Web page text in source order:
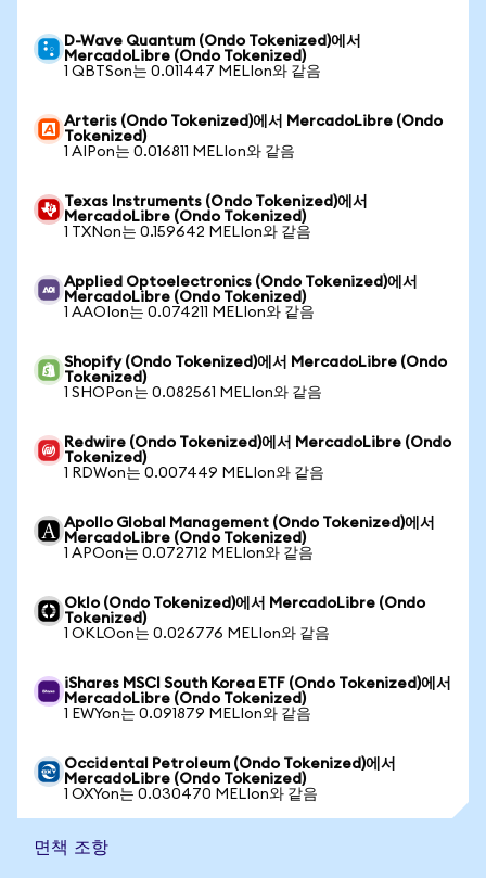
D-Wave Quantum (Ondo Tokenized)에서
MercadoLibre (Ondo Tokenized)
1 QBTSon는 0.011447 MELIon와 같음
Arteris (Ondo Tokenized)에서 MercadoLibre (Ondo
Tokenized)
1 AIPon는 0.016811 MELIon와 같음
Texas Instruments (Ondo Tokenized)에서
MercadoLibre (Ondo Tokenized)
1 TXNon는 0.159642 MELIon와 같음
Applied Optoelectronics (Ondo Tokenized)에서
MercadoLibre (Ondo Tokenized)
1 AAOIon는 0.074211 MELIon와 같음
Shopify (Ondo Tokenized)에서 MercadoLibre (Ondo
Tokenized)
1 SHOPon는 0.082561 MELIon와 같음
Redwire (Ondo Tokenized)에서 MercadoLibre (Ondo
Tokenized)
1 RDWon는 0.007449 MELIon와 같음
Apollo Global Management (Ondo Tokenized)에서
MercadoLibre (Ondo Tokenized)
1 APOon는 0.072712 MELIon와 같음
Oklo (Ondo Tokenized)에서 MercadoLibre (Ondo
Tokenized)
1 OKLOon는 0.026776 MELIon와 같음
iShares MSCI South Korea ETF (Ondo Tokenized)에서
MercadoLibre (Ondo Tokenized)
1 EWYon는 0.091879 MELIon와 같음
Occidental Petroleum (Ondo Tokenized)에서
MercadoLibre (Ondo Tokenized)
1 OXYon는 0.030470 MELIon와 같음
면책 조항